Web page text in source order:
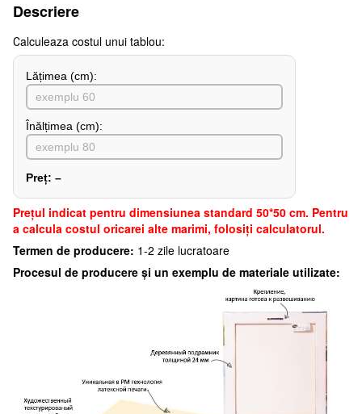
Descriere
Сalculeaza costul unui tablou:
Lățimea (сm):
Înălțimea (cm):
Preț: –
Preţul indicat pentru dimensiunea standard 50*50 cm. Pentru
a calcula costul oricarei alte marimi, folosiți calculatorul.
Termen de producere: 1-2 zile lucratoare
Procesul de producere și un exemplu de materiale utilizate: